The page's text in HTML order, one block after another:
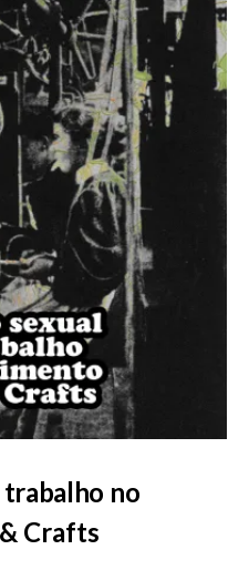
trabalho no
Crafts